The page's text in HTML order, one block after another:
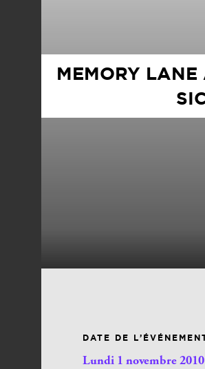
MEMORY
DATE DE
Lundi 1 novembre 2010